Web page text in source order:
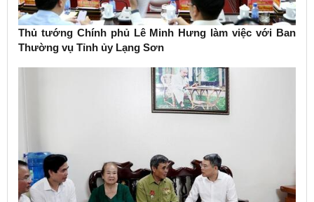
Thủ tướng Chính phủ Lê Minh Hưng làm việc với Ban
Thường vụ Tỉnh ủy Lạng Sơn